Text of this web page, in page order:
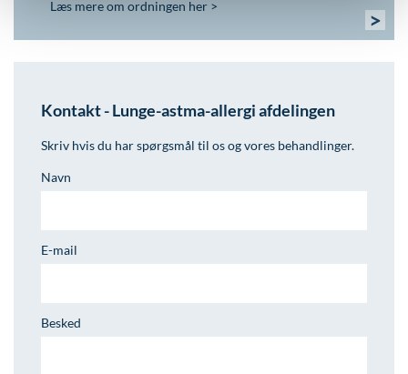
Læs mere om ordningen her >
>
Kontakt - Lunge-astma-allergi afdelingen
Skriv hvis du har spørgsmål til os og vores behandlinger.
Navn
E-mail
Besked